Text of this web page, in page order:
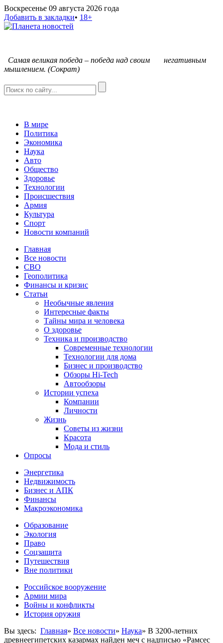
Воскресенье 09 августа 2026 года
Добавить в закладки• 18+
Самая великая победа – победа над своим негативным
мышлением. (Сократ)
В мире
Политика
Экономика
Наука
Авто
Общество
Здоровье
Технологии
Происшествия
Армия
Культура
Спорт
Новости компаний
Главная
Все новости
СВО
Геополитика
Финансы и кризис
Статьи
Необычные явления
Интересные факты
Тайны мира и человека
О здоровье
Техника и производство
Современные технологии
Технологии для дома
Бизнес и производство
Обзоры Hi-Tech
Автообзоры
Истории успеха
Компании
Личности
Жизнь
Советы из жизни
Красота
Мода и стиль
Опросы
Энергетика
Недвижимость
Бизнес и АПК
Финансы
Макроэкономика
Образование
Экология
Право
Соцзащита
Путешествия
Вне политики
Российское вооружение
Армии мира
Войны и конфликты
История оружия
Вы здесь: Главная» Все новости» Наука» В 3200-летних
древнеегипетских казармах найден меч с надписью «Рамсес